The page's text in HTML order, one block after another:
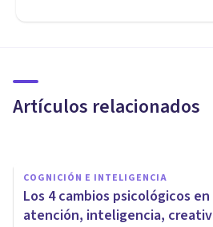
Artículos relacionados
​Memoria
importa?
COGNICIÓN E INTELIGENCIA
Los 4 cambios psicológicos
atención, inteligencia,